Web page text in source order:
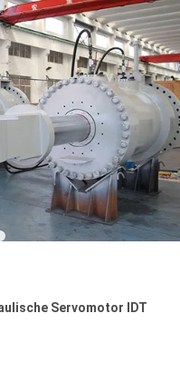
Servomotor IDT